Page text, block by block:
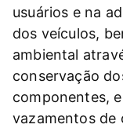
usuários e na
dos veículos,
ambiental
conservação
componentes,
vazamentos de